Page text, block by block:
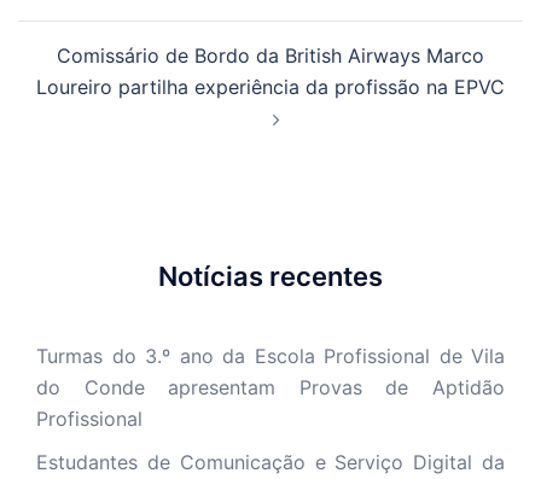
Comissário de Bordo da British Airways Marco
Loureiro partilha experiência da profissão na EPVC
Notícias recentes
Turmas do 3.º ano da Escola Profissional de Vila
do Conde apresentam Provas de Aptidão
Profissional
Estudantes de Comunicação e Serviço Digital da